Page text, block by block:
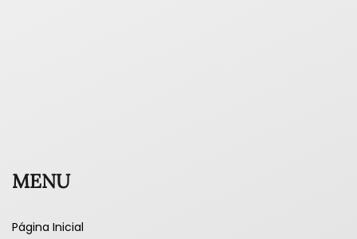
MENU
Página Inicial